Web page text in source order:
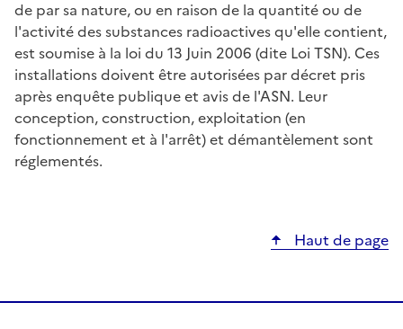
de par sa nature, ou en raison de la quantité ou de
l'activité des substances radioactives qu'elle contient,
est soumise à la loi du 13 Juin 2006 (dite Loi TSN). Ces
installations doivent être autorisées par décret pris
après enquête publique et avis de l'ASN. Leur
conception, construction, exploitation (en
fonctionnement et à l'arrêt) et démantèlement sont
réglementés.
Haut de page